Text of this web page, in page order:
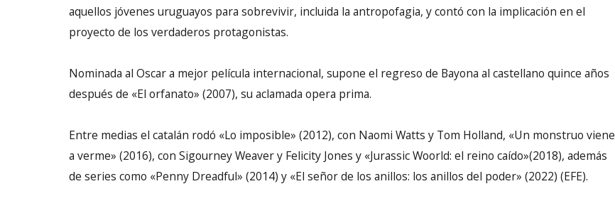
aquellos jóvenes uruguayos para sobrevivir, incluida la antropofagia, y contó con la implicación en el
proyecto de los verdaderos protagonistas.
Nominada al Oscar a mejor película internacional, supone el regreso de Bayona al castellano quince años
después de «El orfanato» (2007), su aclamada opera prima.
Entre medias el catalán rodó «Lo imposible» (2012), con Naomi Watts y Tom Holland, «Un monstruo viene
a verme» (2016), con Sigourney Weaver y Felicity Jones y «Jurassic Woorld: el reino caído»(2018), además
de series como «Penny Dreadful» (2014) y «El señor de los anillos: los anillos del poder» (2022) (EFE).